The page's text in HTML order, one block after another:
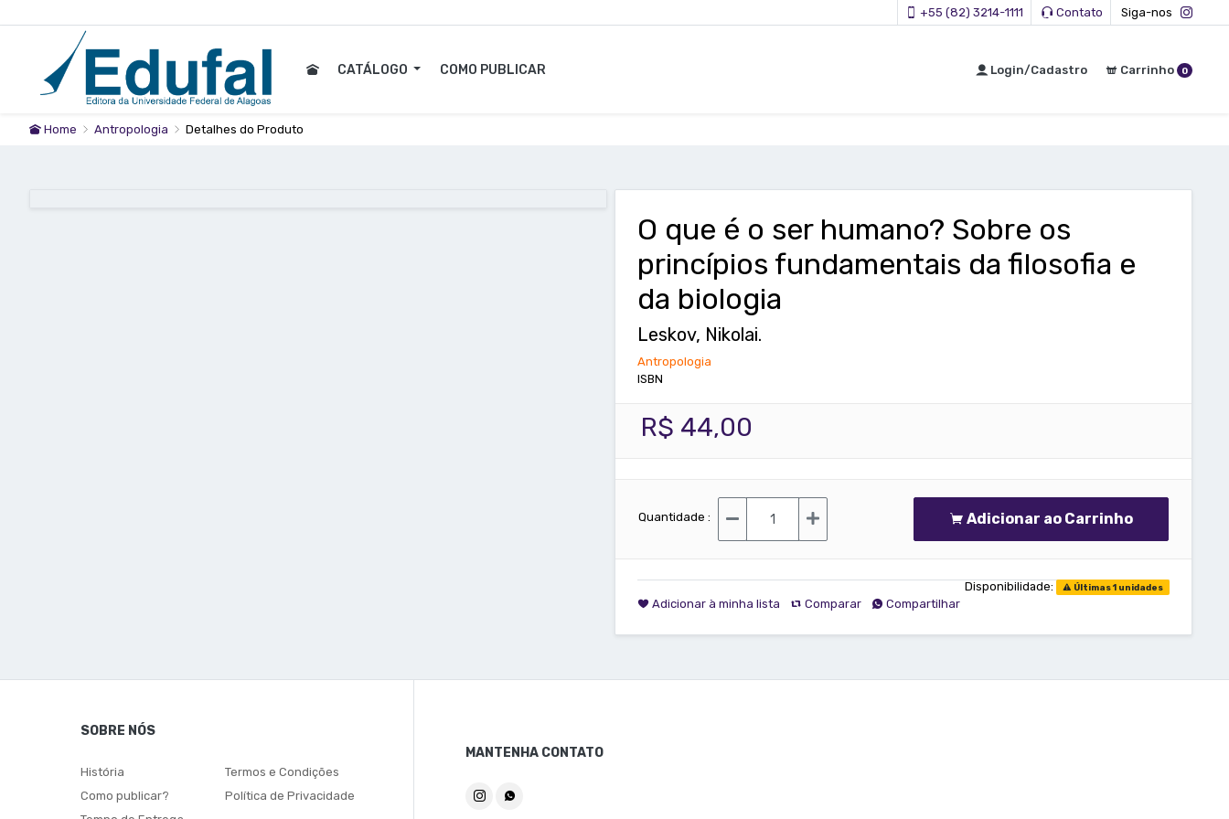
+55 (82) 3214-1111 Contato Siga-nos
CATÁLOGO COMO PUBLICAR Login/Cadastro Carrinho 0
Home Antropologia Detalhes do Produto
O que é o ser humano? Sobre os
princípios fundamentais da filosofia e
da biologia
Leskov, Nikolai.
Antropologia
ISBN
R$ 44,00
Quantidade : Adicionar ao Carrinho
Disponibilidade: Últimas 1 unidades
Adicionar à minha lista Comparar Compartilhar
SOBRE NÓS
História
Como publicar?
Termos e Condições
Política de Privacidade
MANTENHA CONTATO